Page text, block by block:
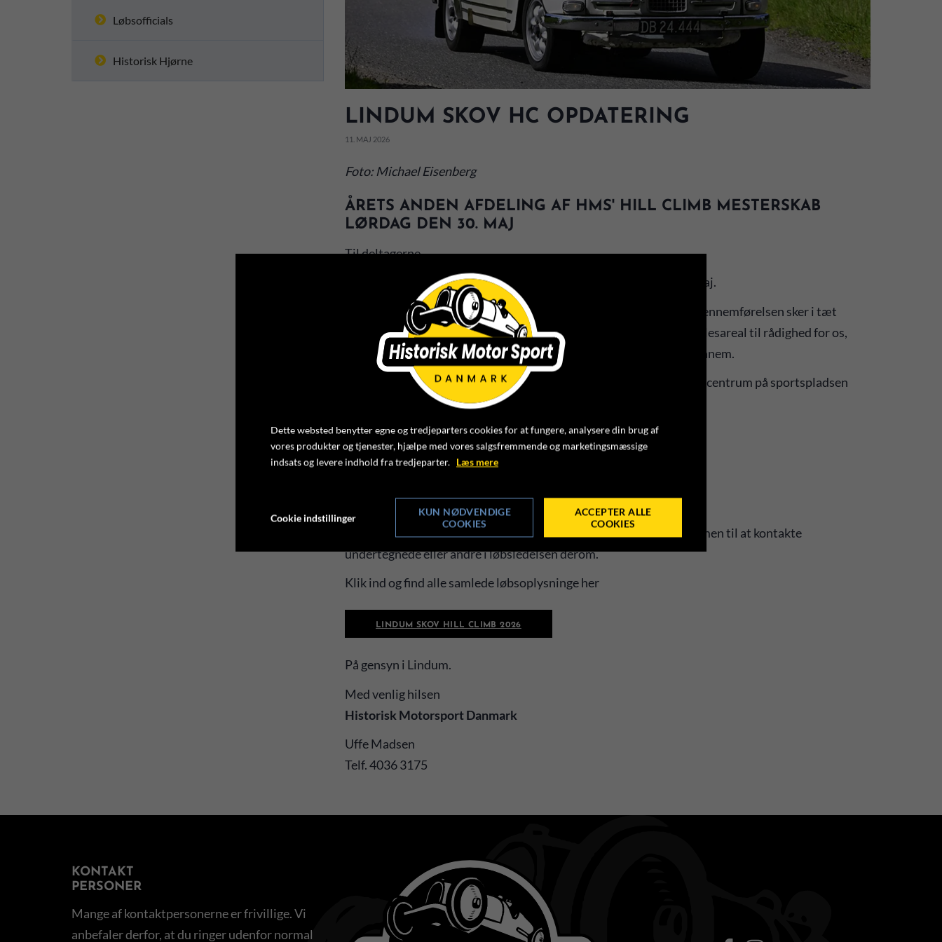
Løbsofficials
Historisk Hjørne
LINDUM SKOV HC OPDATERING
11. MAJ 2026
Foto: Michael Eisenberg
ÅRETS ANDEN AFDELING AF HMS' HILL CLIMB MESTERSKAB
LØRDAG DEN 30. MAJ
Til deltagerne,
Tak for din tilmelding til vores Hill Climb i Lindum lørdag den 30. maj.
Afviklingen af løbet sker i et samarbejde mellem HMS og MNJ og gennemførelsen sker i tæt
samarbejde med beboerne i Lindum, som velvilligt stiller byens fællesareal til rådighed for os,
ligesom de sørger for forplejning af deltagere og officials dagen igennem.
Prøven er den samme, som vi har kørt de sidste par år, og der er løbscentrum på sportspladsen
Til orientering fiinder du:
-Slutinstruktion 1
Deltagerlisten i startrækkefølge rev. 1
Såfremt der er spørgsmål eller bemærkninger, er du meget velkommen til at kontakte
undertegnede eller andre i løbsledelsen derom.
Klik ind og find alle samlede løbsoplysninge her
LINDUM SKOV HILL CLIMB 2026
På gensyn i Lindum.
Med venlig hilsen
Historisk Motorsport Danmark
Uffe Madsen
Telf. 4036 3175
KONTAKT
PERSONER
Mange af kontaktpersonerne er frivillige. Vi
anbefaler derfor, at du ringer udenfor normal
Dette websted benytter egne og tredjeparters cookies for at fungere, analysere din brug af
vores produkter og tjenester, hjælpe med vores salgsfremmende og marketingsmæssige
indsats og levere indhold fra tredjeparter. Læs mere
Cookie indstillinger
KUN NØDVENDIGE
COOKIES
ACCEPTER ALLE
COOKIES